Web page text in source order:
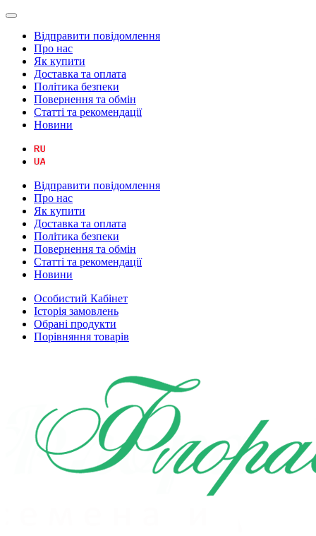
Відправити повідомлення
Про нас
Як купити
Доставка та оплата
Політика безпеки
Повернення та обмін
Статті та рекомендації
Новини
Відправити повідомлення
Про нас
Як купити
Доставка та оплата
Політика безпеки
Повернення та обмін
Статті та рекомендації
Новини
Особистий Кабінет
Історія замовлень
Обрані продукти
Порівняння товарів